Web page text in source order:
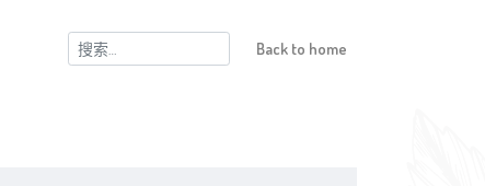
搜
索：
Back to home